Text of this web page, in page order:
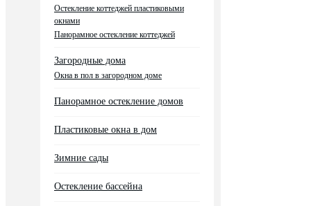
Остекление коттеджей пластиковыми
окнами
Панорамное остекление коттеджей
Загородные дома
Окна в пол в загородном доме
Панорамное остекление домов
Пластиковые окна в дом
Зимние сады
Остекление бассейна